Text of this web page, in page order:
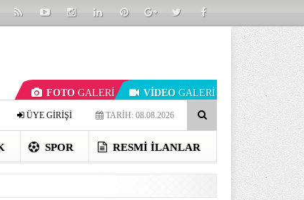
FOTO GALERİ VİDEO GALERİ
TARİH: 08.08.2026
ÜYE GİRİŞİ
SPOR RESMI İLANLAR